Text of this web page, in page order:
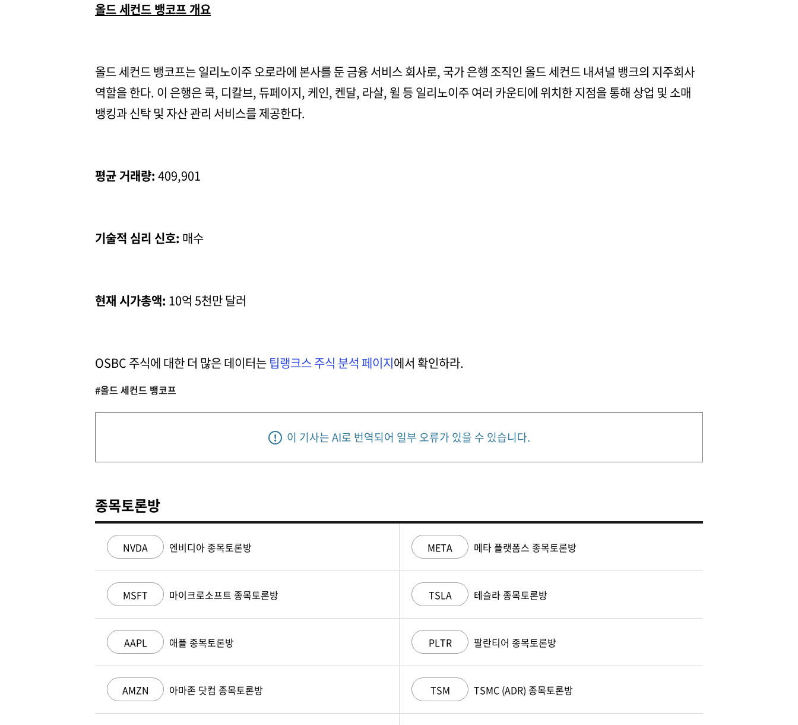
올드 세컨드 뱅코프 개요
올드 세컨드 뱅코프는 일리노이주 오로라에 본사를 둔 금융 서비스 회사로, 국가 은행 조직인 올드 세컨드 내셔널 뱅크의 지주회사
역할을 한다. 이 은행은 쿡, 디칼브, 듀페이지, 케인, 켄달, 라살, 윌 등 일리노이주 여러 카운티에 위치한 지점을 통해 상업 및 소매
뱅킹과 신탁 및 자산 관리 서비스를 제공한다.
평균 거래량: 409,901
기술적 심리 신호: 매수
현재 시가총액: 10억 5천만 달러
OSBC 주식에 대한 더 많은 데이터는 팁랭크스 주식 분석 페이지에서 확인하라.
#올드 세컨드 뱅코프
이 기사는 AI로 번역되어 일부 오류가 있을 수 있습니다.
종목토론방
NVDA 엔비디아 종목토론방
MSFT 마이크로소프트 종목토론방
AAPL 애플 종목토론방
AMZN 아마존 닷컴 종목토론방
META 메타 플랫폼스 종목토론방
TSLA 테슬라 종목토론방
PLTR 팔란티어 종목토론방
TSM TSMC (ADR) 종목토론방